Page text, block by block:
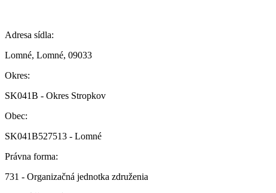
Adresa sídla:
Lomné, Lomné, 09033
Okres:
SK041B - Okres Stropkov
Obec:
SK041B527513 - Lomné
Právna forma:
731 - Organizačná jednotka združenia